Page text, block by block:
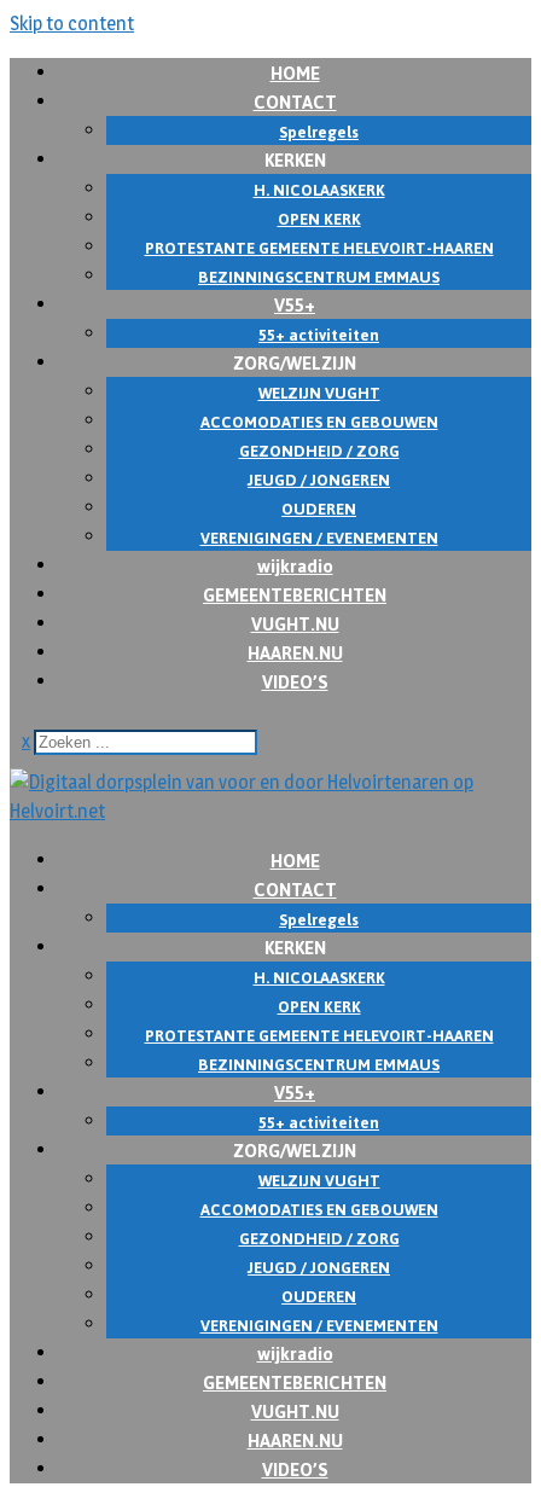
Skip to content
HOME
CONTACT
Spelregels
KERKEN
H. NICOLAASKERK
OPEN KERK
PROTESTANTE GEMEENTE HELEVOIRT-HAAREN
BEZINNINGSCENTRUM EMMAUS
V55+
55+ activiteiten
ZORG/WELZIJN
WELZIJN VUGHT
ACCOMODATIES EN GEBOUWEN
GEZONDHEID / ZORG
JEUGD / JONGEREN
OUDEREN
VERENIGINGEN / EVENEMENTEN
wijkradio
GEMEENTEBERICHTEN
VUGHT.NU
HAAREN.NU
VIDEO’S
x
HOME
CONTACT
Spelregels
KERKEN
H. NICOLAASKERK
OPEN KERK
PROTESTANTE GEMEENTE HELEVOIRT-HAAREN
BEZINNINGSCENTRUM EMMAUS
V55+
55+ activiteiten
ZORG/WELZIJN
WELZIJN VUGHT
ACCOMODATIES EN GEBOUWEN
GEZONDHEID / ZORG
JEUGD / JONGEREN
OUDEREN
VERENIGINGEN / EVENEMENTEN
wijkradio
GEMEENTEBERICHTEN
VUGHT.NU
HAAREN.NU
VIDEO’S